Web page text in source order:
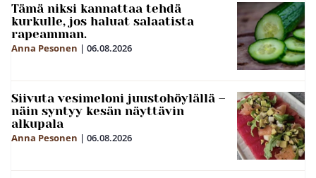
Tämä niksi kannattaa tehdä
kurkulle, jos haluat salaatista
rapeamman.
Anna Pesonen | 06.08.2026
Siivuta vesimeloni juustohöylällä –
näin syntyy kesän näyttävin
alkupala
Anna Pesonen | 06.08.2026